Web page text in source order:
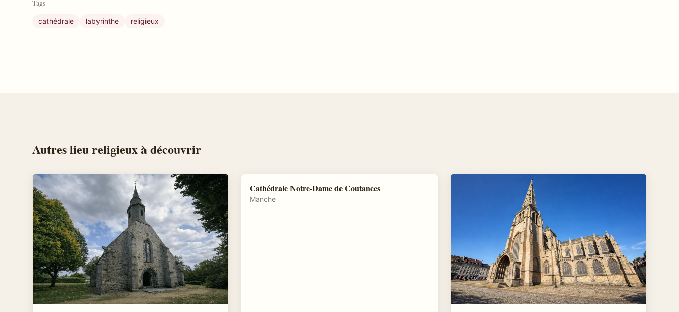
Tags
cathédrale labyrinthe religieux
Autreslieu religieuxà découvrir
Cathédrale Notre-Dame de Coutances
Manche